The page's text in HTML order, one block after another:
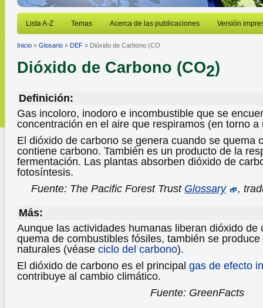
Lista A-Z Temas Acerca de las publicaciones Versión
Inicio » Glosario » DEF » Dióxido de Carbono (CO
Dióxido de Carbono (CO2)
Definición:
Gas incoloro, inodoro e incombustible que se
concentración en el aire que respiramos (en torno
El dióxido de carbono se genera cuando se quema
contiene carbono. También es un producto de la
fermentación. Las plantas absorben dióxido de
fotosíntesis.
Fuente: The Pacific Forest Trust Glossary
,
Más:
Aunque las actividades humanas liberan dióxido de
quema de combustibles fósiles, también se
naturales (véase ciclo del carbono).
El dióxido de carbono es el principal gas de efecto
contribuye al cambio climático.
Fuente: GreenFacts